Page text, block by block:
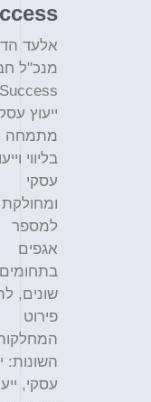
Success
אלעד הדר
מנכ"ל חברת
Success
ייעוץ עסקי
מתמחה
בליווי וייעוץ
עסקי
ומחולקת
למספר
אגפים
בתחומים
שונים, להלן
פירוט
המחלקות
השונות: ייעוץ
עסקי, ייעוץ